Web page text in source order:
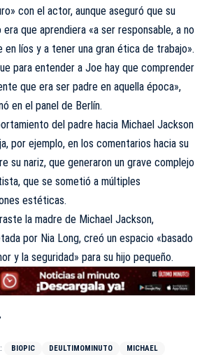
con el actor, aunque aseguró que su
que aprendiera «a ser responsable, a no
en líos y a tener una gran ética de trabajo».
para entender a Joe hay que comprender
que era ser padre en aquella época»,
en el panel de Berlín.
del padre hacia Michael Jackson
por ejemplo, en los comentarios hacia su
su nariz, que generaron un grave complejo
que se sometió a múltiples
estéticas.
la madre de Michael Jackson,
por Nia Long, creó un espacio «basado
y la seguridad» para su hijo pequeño.
BIOPIC DEULTIMOMINUTO
MICHAEL